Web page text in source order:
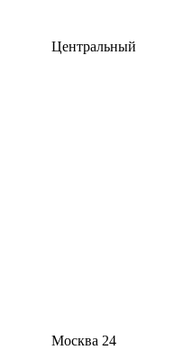
Центральный
Москва 24